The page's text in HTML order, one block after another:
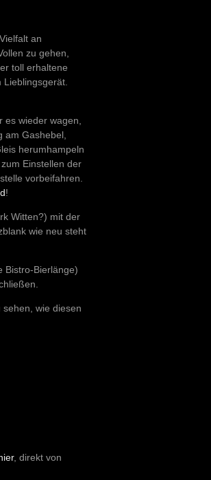
an
zu gehen,
toll erhaltene
Lieblingsgerät.
wieder wagen,
Gashebel,
herumhampeln
Einstellen der
vorbeifahren.
!
Witten?) mit der
wie neu steht
Bistro-Bierlänge)
wie diesen
, direkt von